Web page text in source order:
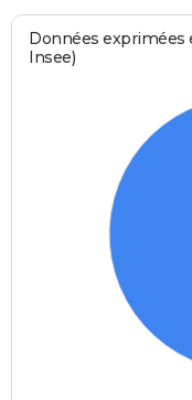
Données exprimées
Insee)